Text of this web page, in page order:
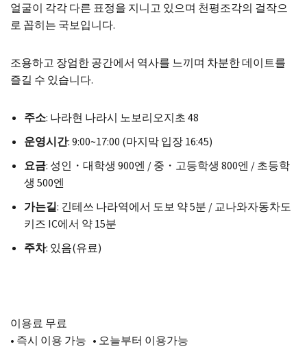
얼굴이 각각 다른 표정을 지니고 있으며 천평조각의 걸작으
로 꼽히는 국보입니다.
조용하고 장엄한 공간에서 역사를 느끼며 차분한 데이트를
즐길 수 있습니다.
주소: 나라현 나라시 노보리오지초 48
운영시간: 9:00~17:00 (마지막 입장 16:45)
요금: 성인・대학생 900엔 / 중・고등학생 800엔 / 초등학
생 500엔
가는길: 긴테쓰 나라역에서 도보 약 5분 / 교나와자동차도
키즈 IC에서 약 15분
주차: 있음(유료)
이용료 무료
• 즉시 이용 가능 • 오늘부터 이용가능